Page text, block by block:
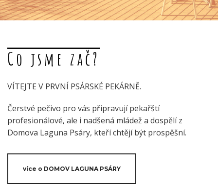
Co jsme zač?
VÍTEJTE V PRVNÍ PSÁRSKÉ PEKÁRNĚ.
Čerstvé pečivo pro vás připravují pekařští
profesionálové, ale i nadšená mládež a dospělí z
Domova Laguna Psáry, kteří chtějí být prospěšní.
více o DOMOV LAGUNA PSÁRY